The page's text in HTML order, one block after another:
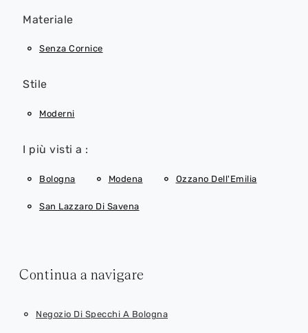
Materiale
Senza Cornice
Stile
Moderni
I più visti a :
Bologna Modena Ozzano Dell'Emilia
San Lazzaro Di Savena
Continua a navigare
Negozio Di Specchi A Bologna